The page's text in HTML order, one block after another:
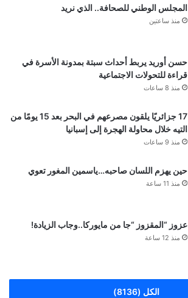
المجلس الوطني للصحافة.. الذي نريد
منذ ساعتين
حسن أوريد يربط أحداث سبتة بمدونة الأسرة في
قراءة للتحولات الاجتماعية
منذ 8 ساعات
17 جزائريًا يلقون مصرعهم في البحر بعد 15 يومًا من
التيه خلال محاولة الهجرة إلى إسبانيا
منذ 9 ساعات
حين يهزم اللسان صاحبه…ياسمين المغور تعوي
منذ 11 ساعة
عزوز “المقزوز “جا من مايوركا..وجاب الزيادة!
منذ 12 ساعة
الكل (8136)